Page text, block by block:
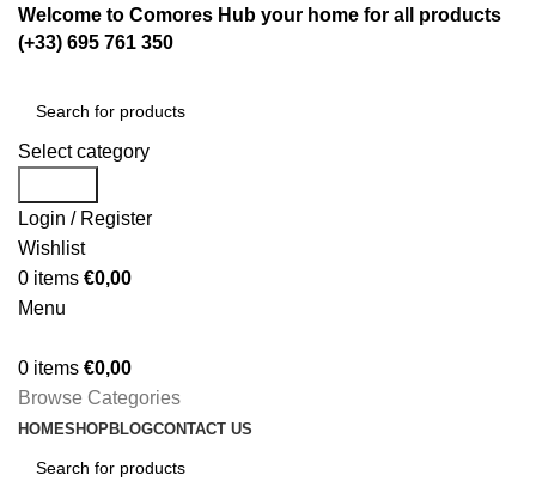
Welcome to Comores Hub your home for all products
(+33) 695 761 350
Select category
Login / Register
Wishlist
0 items €0,00
Menu
0 items €0,00
Browse Categories
HOMESHOPBLOGCONTACT US